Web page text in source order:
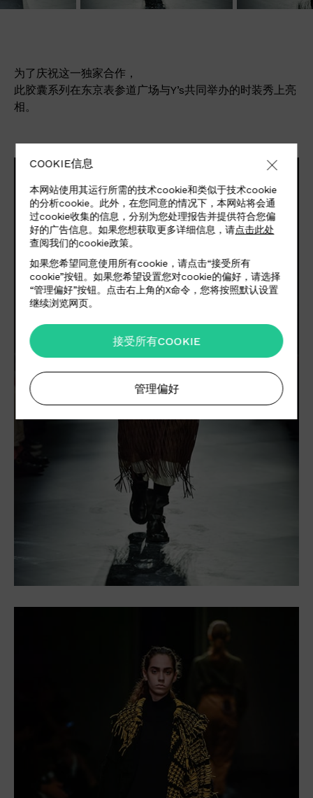
为了庆祝这一独家合作，
此胶囊系列在东京表参道广场与Y’s共同举办的时装秀上亮
相。
COOKIE信息
本网站使用其运行所需的技术cookie和类似于技术cookie
的分析cookie。此外，在您同意的情况下，本网站将会通
过cookie收集的信息，分别为您处理报告并提供符合您偏
好的广告信息。如果您想获取更多详细信息，请点击此处
查阅我们的cookie政策。
如果您希望同意使用所有cookie，请点击“接受所有
cookie”按钮。如果您希望设置您对cookie的偏好，请选择
“管理偏好”按钮。点击右上角的X命令，您将按照默认设置
继续浏览网页。
接受所有COOKIE
管理偏好